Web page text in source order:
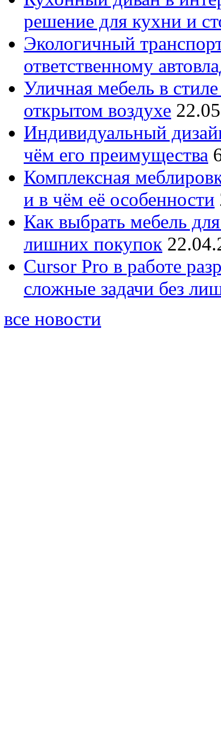
решение для кухни и
Экологичный
ответственному
Уличная мебель в
открытом воздухе
Индивидуальный
чём его преимущества
Комплексная
и в чём её особенности
Как выбрать мебель
лишних покупок
Cursor Pro в работе
сложные задачи без
все новости